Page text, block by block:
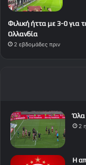
Φιλική ήττα με 3-0 για
Ολλανδία
2 εβδομάδες πριν
Όλα
2
Η